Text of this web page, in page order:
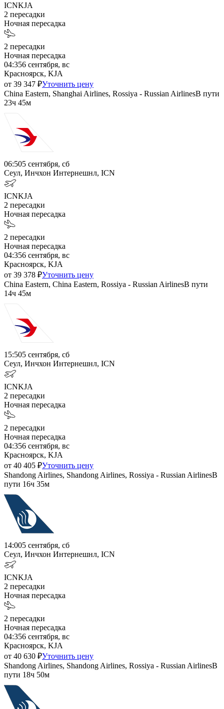
ICNKJA
2 пересадки
Ночная пересадка
2 пересадки
Ночная пересадка
04:356 сентября, вс
Красноярск, KJA
от 39 347 ₽Уточнить цену
China Eastern, Shanghai Airlines, Rossiya - Russian AirlinesВ пути
23ч 45м
06:505 сентября, сб
Сеул, Инчхон Интернешнл, ICN
ICNKJA
2 пересадки
Ночная пересадка
2 пересадки
Ночная пересадка
04:356 сентября, вс
Красноярск, KJA
от 39 378 ₽Уточнить цену
China Eastern, China Eastern, Rossiya - Russian AirlinesВ пути
14ч 45м
15:505 сентября, сб
Сеул, Инчхон Интернешнл, ICN
ICNKJA
2 пересадки
Ночная пересадка
2 пересадки
Ночная пересадка
04:356 сентября, вс
Красноярск, KJA
от 40 405 ₽Уточнить цену
Shandong Airlines, Shandong Airlines, Rossiya - Russian AirlinesВ
пути 16ч 35м
14:005 сентября, сб
Сеул, Инчхон Интернешнл, ICN
ICNKJA
2 пересадки
Ночная пересадка
2 пересадки
Ночная пересадка
04:356 сентября, вс
Красноярск, KJA
от 40 630 ₽Уточнить цену
Shandong Airlines, Shandong Airlines, Rossiya - Russian AirlinesВ
пути 18ч 50м